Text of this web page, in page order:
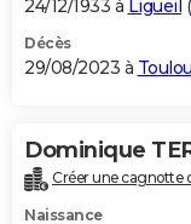
24/12/1933 à Ligueil (
Décès
29/08/2023 à
Dominique
Créer une cagnotte
Naissance